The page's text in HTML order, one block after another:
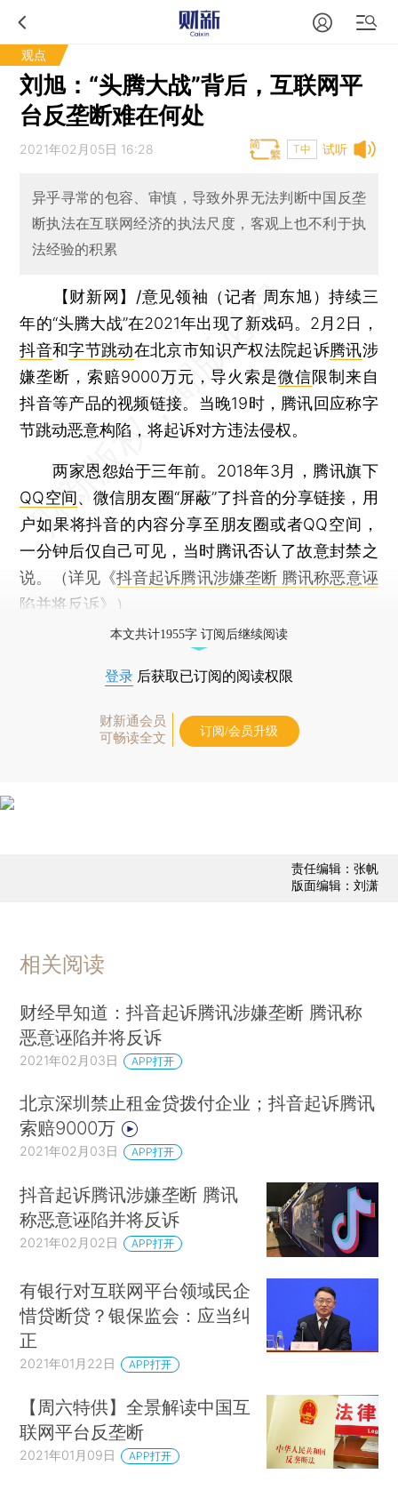
观点
刘旭：“头腾大战”背后，互联网平
台反垄断难在何处
试听
2021年02月05日 16:28 T中
异乎寻常的包容、审慎，导致外界无法判断中国反垄
断执法在互联网经济的执法尺度，客观上也不利于执
法经验的积累
【财新网】/意见领袖（记者 周东旭）持续三
年的“头腾大战”在2021年出现了新戏码。2月2日，
抖音和字节跳动在北京市知识产权法院起诉腾讯涉
嫌垄断，索赔9000万元，导火索是微信限制来自
抖音等产品的视频链接。当晚19时，腾讯回应称字
节跳动恶意构陷，将起诉对方违法侵权。
两家恩怨始于三年前。2018年3月，腾讯旗下
QQ空间、微信朋友圈“屏蔽”了抖音的分享链接，用
户如果将抖音的内容分享至朋友圈或者QQ空间，
一分钟后仅自己可见，当时腾讯否认了故意封禁之
说。（详见《抖音起诉腾讯涉嫌垄断 腾讯称恶意诬
陷并将反诉》）
本文共计1955字 订阅后继续阅读
登录 后获取已订阅的阅读权限
财新通会员
可畅读全文
订阅/会员升级
责任编辑：张帆
版面编辑：刘潇
相关阅读
财经早知道：抖音起诉腾讯涉嫌垄断 腾讯称
恶意诬陷并将反诉
2021年02月03日 APP打开
北京深圳禁止租金贷拨付企业；抖音起诉腾讯
索赔9000万
2021年02月03日 APP打开
抖音起诉腾讯涉嫌垄断 腾讯
称恶意诬陷并将反诉
2021年02月02日 APP打开
有银行对互联网平台领域民企
惜贷断贷？银保监会：应当纠
正
2021年01月22日 APP打开
【周六特供】全景解读中国互
联网平台反垄断
2021年01月09日 APP打开